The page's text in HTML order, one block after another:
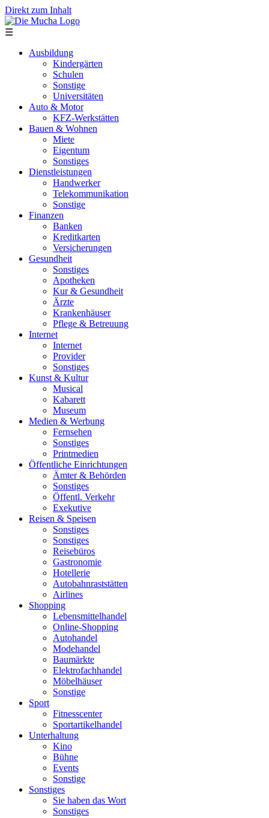
Direkt zum Inhalt
☰
Ausbildung
Kindergärten
Schulen
Sonstige
Universitäten
Auto & Motor
KFZ-Werkstätten
Bauen & Wohnen
Miete
Eigentum
Sonstiges
Dienstleistungen
Handwerker
Telekommunikation
Sonstige
Finanzen
Banken
Kreditkarten
Versicherungen
Gesundheit
Sonstiges
Apotheken
Kur & Gesundheit
Ärzte
Krankenhäuser
Pflege & Betreuung
Internet
Internet
Provider
Sonstiges
Kunst & Kultur
Musical
Kabarett
Museum
Medien & Werbung
Fernsehen
Sonstiges
Printmedien
Öffentliche Einrichtungen
Ämter & Behörden
Sonstiges
Öffentl. Verkehr
Exekutive
Reisen & Speisen
Sonstiges
Sonstiges
Reisebüros
Gastronomie
Hotellerie
Autobahnraststätten
Airlines
Shopping
Lebensmittelhandel
Online-Shopping
Autohandel
Modehandel
Baumärkte
Elektrofachhandel
Möbelhäuser
Sonstige
Sport
Fitnesscenter
Sportartikelhandel
Unterhaltung
Kino
Bühne
Events
Sonstige
Sonstiges
Sie haben das Wort
Sonstiges